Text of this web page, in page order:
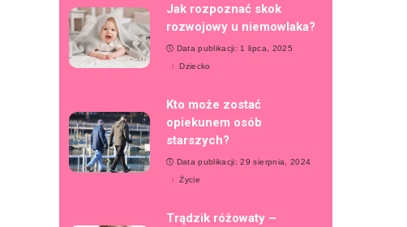
Jak rozpoznać skok
rozwojowy u niemowlaka?
Data publikacji: 1 lipca, 2025
Dziecko
Kto może zostać
opiekunem osób
starszych?
Data publikacji: 29 sierpnia, 2024
Życie
Trądzik różowaty –